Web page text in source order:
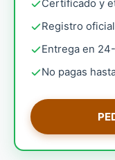
Certificado y
Registro
Entrega en
No pagas